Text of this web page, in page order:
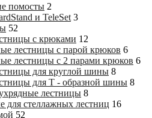
помосты 2
и TeleSet 3
52
с крюками 12
лестницы с парой крюков 6
лестницы c 2 парами крюков 6
для круглой шины 8
для Т - образной шины 8
лестницы 8
для стеллажных лестниц 16
52